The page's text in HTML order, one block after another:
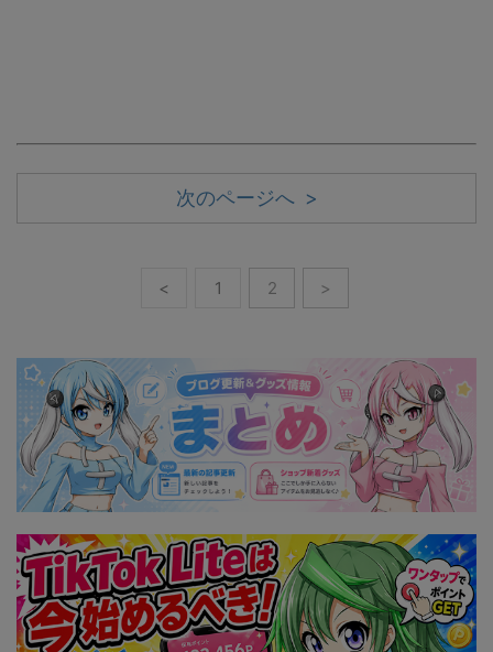
次のページへ >
< 1 2 >